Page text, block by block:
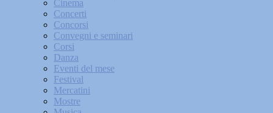
Cinema
Concerti
Concorsi
Convegni e seminari
Corsi
Danza
Eventi del mese
Festival
Mercatini
Mostre